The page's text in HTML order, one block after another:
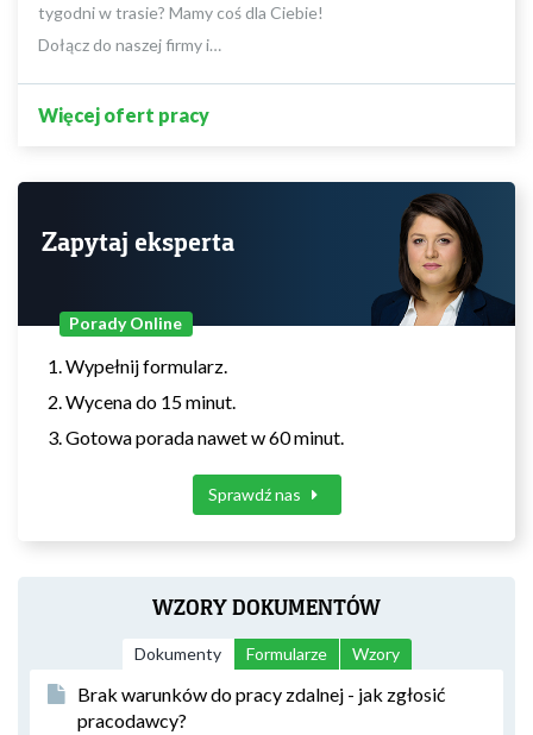
tygodni w trasie? Mamy coś dla Ciebie!
Dołącz do naszej firmy i…
Więcej ofert pracy
Zapytaj eksperta
Porady Online
Wypełnij formularz.
Wycena do 15 minut.
Gotowa porada nawet w 60 minut.
Sprawdź nas
WZORY DOKUMENTÓW
Dokumenty Formularze Wzory
Brak warunków do pracy zdalnej - jak zgłosić
pracodawcy?